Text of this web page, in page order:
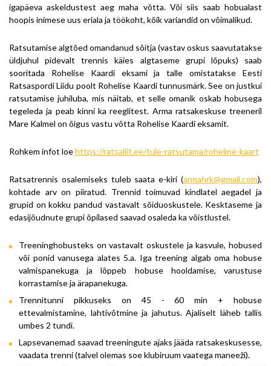
igapäeva askeldustest aeg maha võtta. Või siis saab hobualast
hoopis inimese uus eriala ja töökoht, kõik variandid on võimalikud.
Ratsutamise algtõed omandanud sõitja (vastav oskus saavutatakse
üldjuhul pidevalt trennis käies algtaseme grupi lõpuks) saab
sooritada Rohelise Kaardi eksami ja talle omistatakse Eesti
Ratsaspordi Liidu poolt Rohelise Kaardi tunnusmärk. See on justkui
ratsutamise juhiluba, mis näitab, et selle omanik oskab hobusega
tegeleda ja peab kinni ka reeglitest. Arma ratsakeskuse treeneril
Mare Kalmel on õigus vastu võtta Rohelise Kaardi eksamit.
Rohkem infot loehttps://ratsaliit.ee/tule-ratsutama/roheline-kaart
Ratsatrennis osalemiseks tuleb saata e-kiri (armahrk@gmail.com),
kohtade arv on piiratud. Trennid toimuvad kindlatel aegadel ja
grupid on kokku pandud vastavalt sõiduoskustele. Kesktaseme ja
edasijõudnute grupi õpilased saavad osaleda ka võistlustel.
Treeninghobusteks on vastavalt oskustele ja kasvule, hobused
või ponid vanusega alates 5.a. Iga treening algab oma hobuse
valmispanekuga ja lõppeb hobuse hooldamise, varustuse
korrastamise ja ärapanekuga.
Trennitunni pikkuseks on 45 - 60 min + hobuse
ettevalmistamine, lahtivõtmine ja jahutus. Ajaliselt läheb tallis
umbes 2 tundi.
Lapsevanemad saavad treeningute ajaks jääda ratsakeskusesse,
vaadata trenni (talvel olemas soe klubiruum vaatega maneeži).